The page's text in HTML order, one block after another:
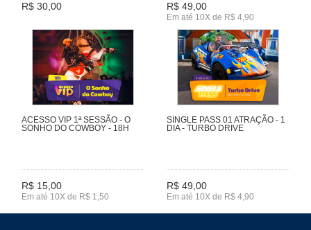
R$ 30,00 R$ 49,00
Em até 10X de R$ 4,90
ACESSO VIP 1ª SESSÃO - O
SONHO DO COWBOY - 18H
R$ 15,00
Em até 10X de R$ 1,50
SINGLE PASS 01 ATRAÇÃO - 1
DIA - TURBO DRIVE
R$ 49,00
Em até 10X de R$ 4,90